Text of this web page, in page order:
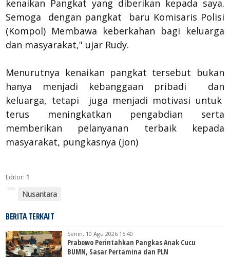
kenaikan Pangkat yang diberikan kepada saya.
Semoga dengan pangkat baru Komisaris Polisi
(Kompol) Membawa keberkahan bagi keluarga
dan masyarakat," ujar Rudy.
Menurutnya kenaikan pangkat tersebut bukan
hanya menjadi kebanggaan pribadi dan
keluarga, tetapi juga menjadi motivasi untuk
terus meningkatkan pengabdian serta
memberikan pelanyanan terbaik kepada
masyarakat, pungkasnya (jon)
Editor:1
Nusantara
BERITA TERKAIT
Senin, 10 Agu 2026 15:40
Prabowo Perintahkan Pangkas Anak Cucu
BUMN, Sasar Pertamina dan PLN